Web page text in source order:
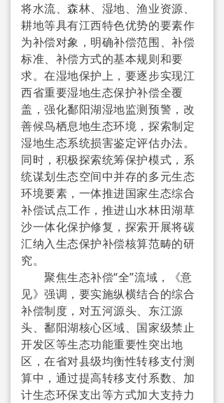
食品安全
→ 绿色食品
→ 有机食品
→ 生态食品
教育人才
→ 中心简介
→ 通知公告
→ 教育培训
→ 报名查询
认证检测
→ 认证中心简介
→ 检测报告查询下载
→ 认证证书查询下载
将水流、森林、湿地、渔业资源、
耕地等具有江西特色优势的要素作
为补偿对象，明确补偿范围、补偿
标准、补偿方式的基本规则和要
求。在湿地保护上，要逐步实现江
西省重要湿地生态保护补偿全覆
盖，强化鄱阳湖湿地监测预警，改
善候鸟栖息地生态环境，探索制定
湿地生态系统损害鉴定评估办法。
同时，积极探索统筹保护模式，系
统谋划生态空间中并存的多元生态
环境要素，一体推进国家生态综合
补偿试点工作，推进山水林田湖草
沙一体化保护修复，探索开展将碳
汇纳入生态保护补偿核算范畴的研
究。
聚焦生态补偿“全”流域，《意
见》强调，要实施纵横结合的综合
补偿制度，对五河源头、东江源
头、鄱阳湖核心区域、国家级禁止
开发区等生态功能重要性突出地
区，在省对县级均衡性转移支付测
算中，通过提高转移支付系数、加
计生态环保支出等方式加大支持力